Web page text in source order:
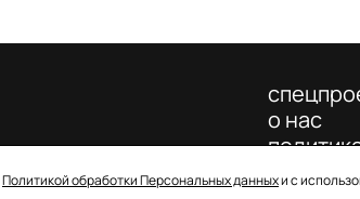
Политикой обработки Персональных данныхи с
о нас